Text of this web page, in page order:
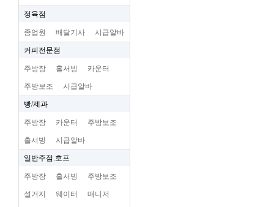
정육점
종업원 배달기사 시급알바
커피전문점
주방장 홀서빙 카운터
주방보조 시급알바
빵/제과
주방장 카운터 주방보조
홀서빙 시급알바
일반주점.호프
주방장 홀서빙 주방보조
설거지 웨이터 매니저